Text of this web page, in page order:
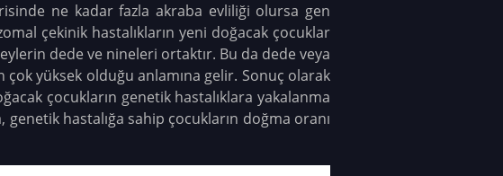
ne kadar fazla akraba evliliği olursa gen
çekinik hastalıkların yeni doğacak çocuklar
dede ve nineleri ortaktır. Bu da dede veya
çok yüksek olduğu anlamına gelir. Sonuç olarak
çocukların genetik hastalıklara yakalanma
hastalığa sahip çocukların doğma oranı